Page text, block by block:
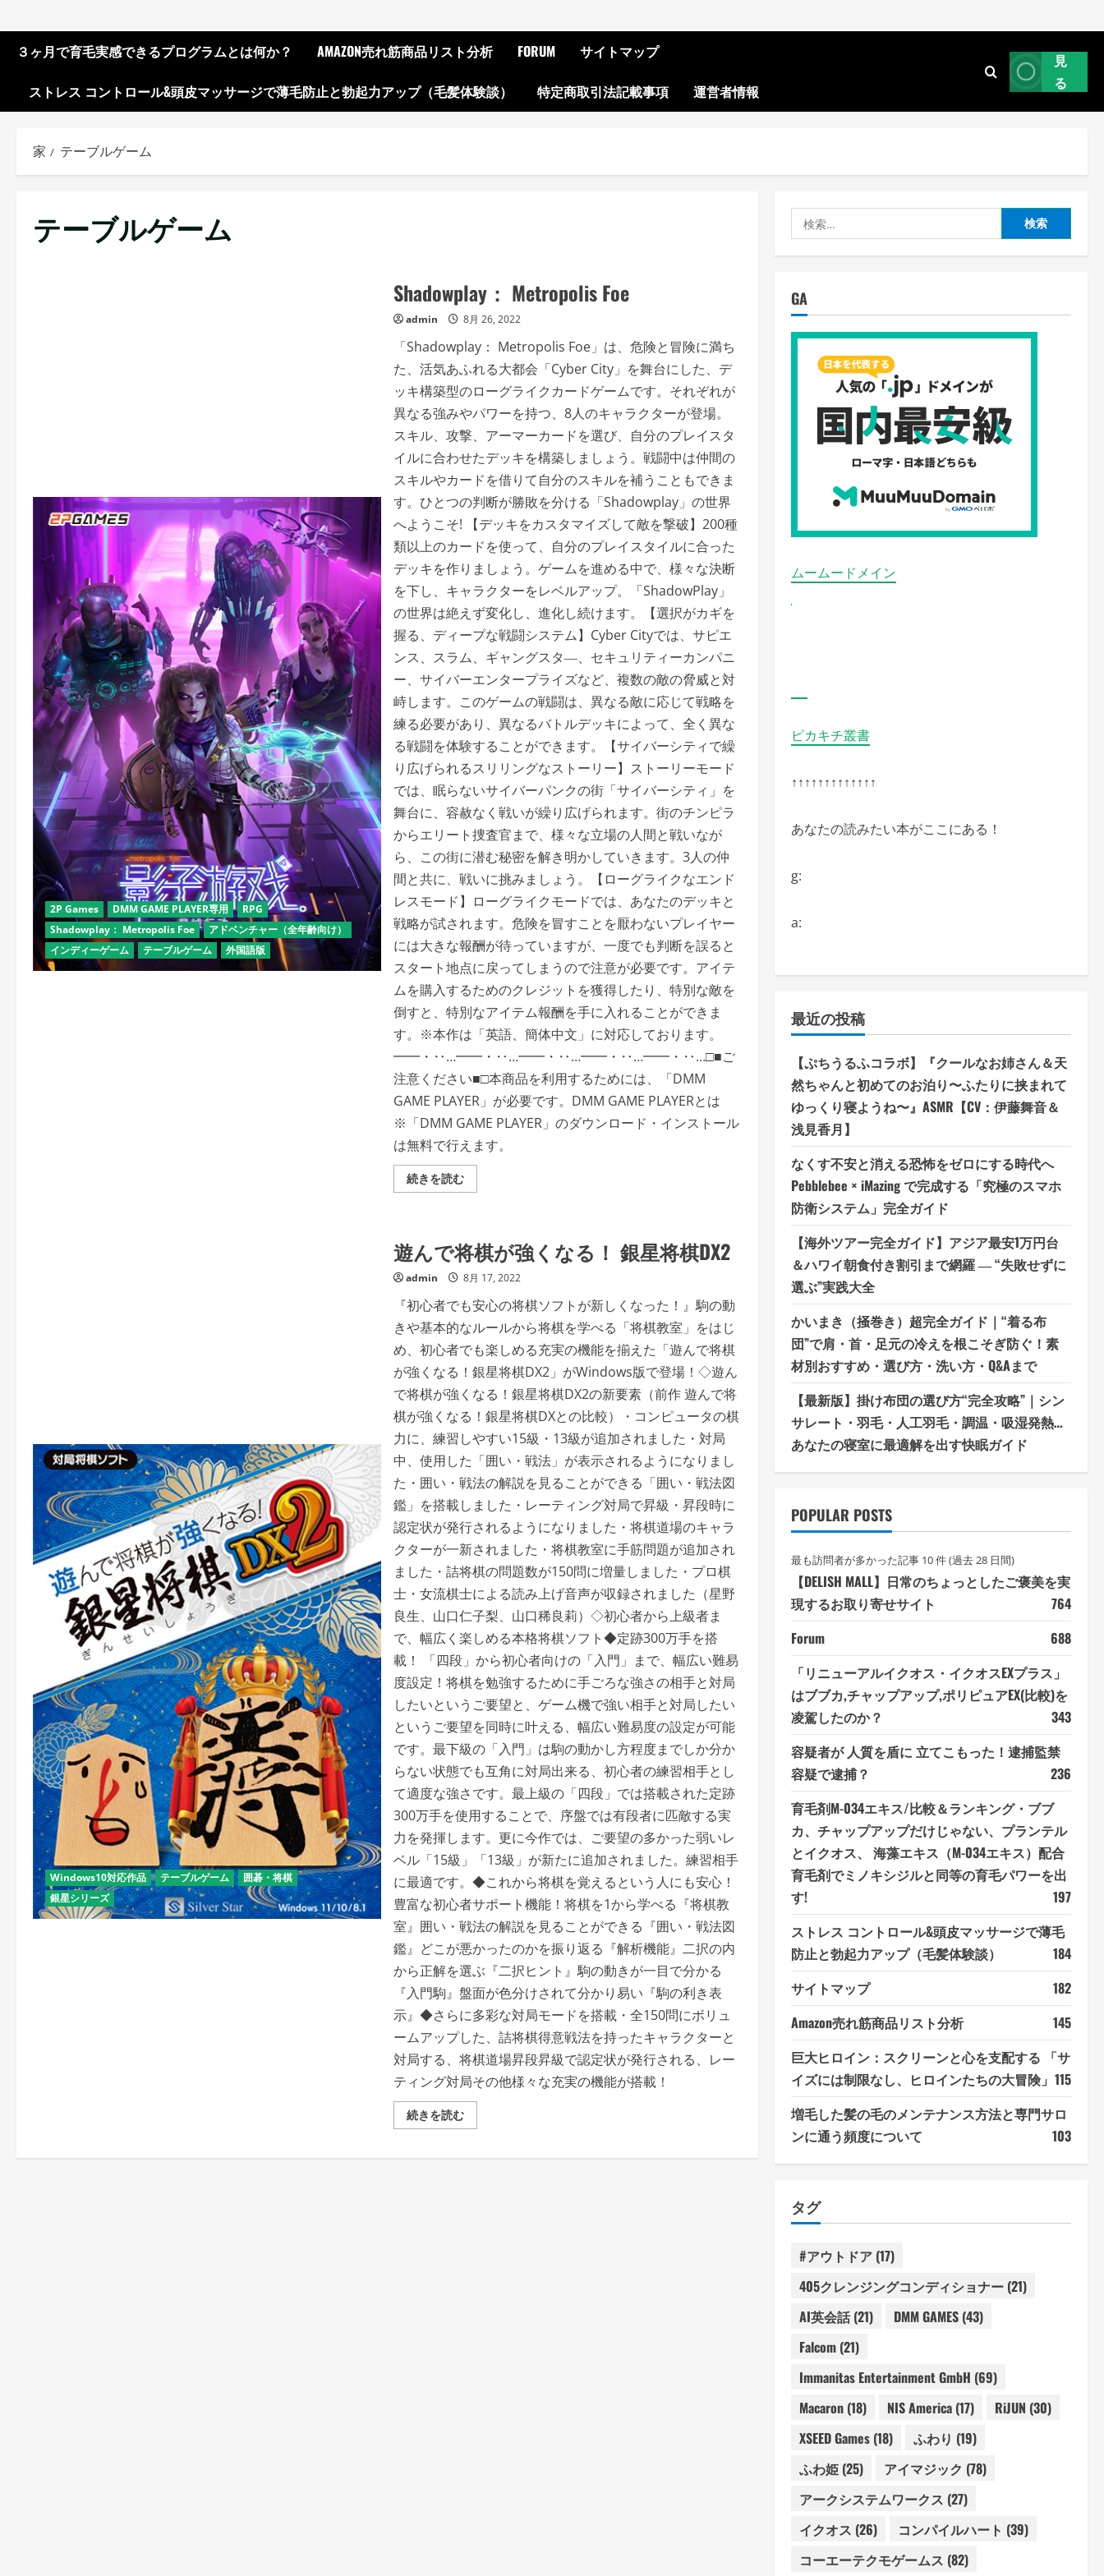
３ヶ月で育毛実感できるプログラムとは何か？ AMAZON売れ筋商品リスト分析 FORUM サイトマップ
ストレス コントロール&頭皮マッサージで薄毛防止と勃起力アップ（毛髪体験談） 特定商取引法記載事項 運営者情報
見
る
家 テーブルゲーム
テーブルゲーム
2P Games DMM GAME PLAYER専用
RPG
Shadowplay： Metropolis Foe
アドベンチャー（全年齢向け）
インディーゲーム
テーブルゲーム 外国語版
Shadowplay： Metropolis Foe
admin 8月 26, 2022
「Shadowplay： Metropolis Foe」は、危険と冒険に満ち
た、活気あふれる大都会「Cyber City」を舞台にした、デ
ッキ構築型のローグライクカードゲームです。それぞれが
異なる強みやパワーを持つ、8人のキャラクターが登場。
スキル、攻撃、アーマーカードを選び、自分のプレイスタ
イルに合わせたデッキを構築しましょう。戦闘中は仲間の
スキルやカードを借りて自分のスキルを補うこともできま
す。ひとつの判断が勝敗を分ける「Shadowplay」の世界
へようこそ! 【デッキをカスタマイズして敵を撃破】200種
類以上のカードを使って、自分のプレイスタイルに合った
デッキを作りましょう。ゲームを進める中で、様々な決断
を下し、キャラクターをレベルアップ。「ShadowPlay」
の世界は絶えず変化し、進化し続けます。【選択がカギを
握る、ディープな戦闘システム】Cyber Cityでは、サピエ
ンス、スラム、ギャングスタ―、セキュリティーカンパニ
ー、サイバーエンタープライズなど、複数の敵の脅威と対
峙します。このゲームの戦闘は、異なる敵に応じて戦略を
練る必要があり、異なるバトルデッキによって、全く異な
る戦闘を体験することができます。【サイバーシティで繰
り広げられるスリリングなストーリー】ストーリーモード
では、眠らないサイバーパンクの街「サイバーシティ」を
舞台に、容赦なく戦いが繰り広げられます。街のチンピラ
からエリート捜査官まで、様々な立場の人間と戦いなが
ら、この街に潜む秘密を解き明かしていきます。3人の仲
間と共に、戦いに挑みましょう。【ローグライクなエンド
レスモード】ローグライクモードでは、あなたのデッキと
戦略が試されます。危険を冒すことを厭わないプレイヤー
には大きな報酬が待っていますが、一度でも判断を誤ると
スタート地点に戻ってしまうので注意が必要です。アイテ
ムを購入するためのクレジットを獲得したり、特別な敵を
倒すと、特別なアイテム報酬を手に入れることができま
す。※本作は「英語、簡体中文」に対応しております。
━━・‥…━━・‥…━━・‥…━━・‥…━━・‥…□■ご
注意ください■□本商品を利用するためには、「DMM
GAME PLAYER」が必要です。DMM GAME PLAYERとは
※「DMM GAME PLAYER」のダウンロード・インストール
は無料で行えます。
続きを読むShadowplay：
Metropolis
を
ご
覧
く
さ
い
Windows10対応作品 テーブルゲーム
囲碁・将棋
銀星シリーズ
遊んで将棋が強くなる！ 銀星将棋DX2
admin 8月 17, 2022
『初心者でも安心の将棋ソフトが新しくなった！』駒の動
きや基本的なルールから将棋を学べる「将棋教室」をはじ
め、初心者でも楽しめる充実の機能を揃えた「遊んで将棋
が強くなる！銀星将棋DX2」がWindows版で登場！◇遊ん
で将棋が強くなる！銀星将棋DX2の新要素（前作 遊んで将
棋が強くなる！銀星将棋DXとの比較）・コンピュータの棋
力に、練習しやすい15級・13級が追加されました・対局
中、使用した「囲い・戦法」が表示されるようになりまし
た・囲い・戦法の解説を見ることができる「囲い・戦法図
鑑」を搭載しました・レーティング対局で昇級・昇段時に
認定状が発行されるようになりました・将棋道場のキャラ
クターが一新されました・将棋教室に手筋問題が追加され
ました・詰将棋の問題数が150問に増量しました・プロ棋
士・女流棋士による読み上げ音声が収録されました（星野
良生、山口仁子梨、山口稀良莉）◇初心者から上級者ま
で、幅広く楽しめる本格将棋ソフト◆定跡300万手を搭
載！ 「四段」から初心者向けの「入門」まで、幅広い難易
度設定！将棋を勉強するために手ごろな強さの相手と対局
したいというご要望と、ゲーム機で強い相手と対局したい
というご要望を同時に叶える、幅広い難易度の設定が可能
です。最下級の「入門」は駒の動かし方程度までしか分か
らない状態でも互角に対局出来る、初心者の練習相手とし
て適度な強さです。最上級の「四段」では搭載された定跡
300万手を使用することで、序盤では有段者に匹敵する実
力を発揮します。更に今作では、ご要望の多かった弱いレ
ベル「15級」「13級」が新たに追加されました。練習相手
に最適です。◆これから将棋を覚えるという人にも安心！
豊富な初心者サポート機能！将棋を1から学べる『将棋教
室』囲い・戦法の解説を見ることができる『囲い・戦法図
鑑』どこが悪かったのかを振り返る『解析機能』二択の内
から正解を選ぶ『二択ヒント』駒の動きが一目で分かる
『入門駒』盤面が色分けされて分かり易い『駒の利き表
示』◆さらに多彩な対局モードを搭載・全150問にボリュ
ームアップした、詰将棋得意戦法を持ったキャラクターと
対局する、将棋道場昇段昇級で認定状が発行される、レー
ティング対局その他様々な充実の機能が搭載！
続きを読む遊
ん
棋
索:
GA
ムームードメイン
ピカキチ叢書
↑↑↑↑↑↑↑↑↑↑↑↑↑
あなたの読みたい本がここにある！
g:
a:
最近の投稿
【ぷちうるふコラボ】『クールなお姉さん＆天
然ちゃんと初めてのお泊り〜ふたりに挟まれて
ゆっくり寝ようね〜』ASMR【CV：伊藤舞音＆
浅見香月】
なくす不安と消える恐怖をゼロにする時代へ
Pebblebee × iMazing で完成する「究極のスマホ
防衛システム」完全ガイド
【海外ツアー完全ガイド】アジア最安1万円台
＆ハワイ朝食付き割引まで網羅 ― “失敗せずに
選ぶ”実践大全
かいまき（掻巻き）超完全ガイド｜“着る布
団”で肩・首・足元の冷えを根こそぎ防ぐ！素
材別おすすめ・選び方・洗い方・Q&Aまで
【最新版】掛け布団の選び方“完全攻略”｜シン
サレート・羽毛・人工羽毛・調温・吸湿発熱…
あなたの寝室に最適解を出す快眠ガイド
POPULAR POSTS
最も訪問者が多かった記事 10 件 (過去 28 日間)
【DELISH MALL】日常のちょっとしたご褒美を実
現するお取り寄せサイト
764
Forum
688
「リニューアルイクオス・イクオスEXプラス」
はブブカ,チャップアップ,ポリピュアEX(比較)を
凌駕したのか？
343
容疑者が 人質を盾に 立てこもった！逮捕監禁
容疑で逮捕？
236
育毛剤M-034エキス/比較＆ランキング・ブブ
カ、チャップアップだけじゃない、プランテル
とイクオス、 海藻エキス（M-034エキス）配合
育毛剤でミノキシジルと同等の育毛パワーを出
す!
197
ストレス コントロール&頭皮マッサージで薄毛
防止と勃起力アップ（毛髪体験談）
184
サイトマップ
182
Amazon売れ筋商品リスト分析
145
巨大ヒロイン：スクリーンと心を支配する 「サ
イズには制限なし、ヒロインたちの大冒険」 115
増毛した髪の毛のメンテナンス方法と専門サロ
ンに通う頻度について
103
タグ
#アウトドア(17)
405クレンジングコンディショナー(21)
AI英会話(21) DMM GAMES(43)
Falcom(21)
Immanitas Entertainment GmbH (69)
Macaron(18) NIS America(17) RiJUN (30)
XSEED Games(18) ふわり (19)
ふわ姫(25) アイマジック (78)
アークシステムワークス (27)
イクオス (26) コンパイルハート (39)
コーエーテクモゲームス (82)